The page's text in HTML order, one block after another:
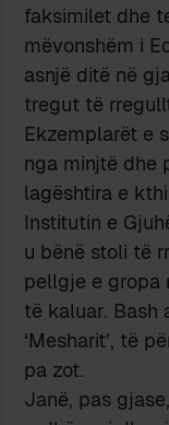
faksimi­let dhe
mëvonshëm i
asnjë ditë në
tregut të
Ekzemplarët e
nga minjtë dhe
lagë­shtira e
Institutin e
u bënë stoli të
pell­gje e gropa
të kaluar. Bash
‘Mesharit’, të
pa zot.
Janë, pas